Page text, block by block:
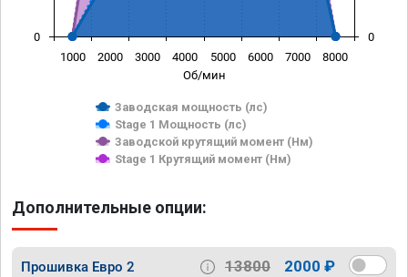
Об/мин
Заводская мощность (лс)
Stage 1 Мощность (лс)
Заводской крутящий момент (Нм)
Stage 1 Крутящий момент (Нм)
1000 2000 3000 4000 5000 6000 7000 8000
0 0
Дополнительные опции:
Прошивка Евро 2 13800 2000 ₽